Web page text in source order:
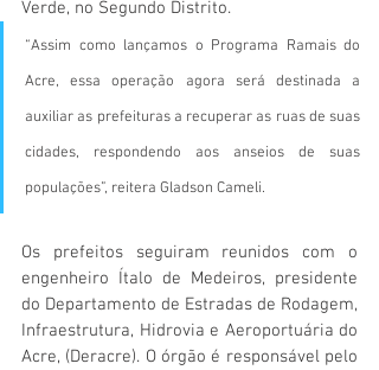
Verde, no Segundo Distrito.
“Assim como lançamos o Programa Ramais do
Acre, essa operação agora será destinada a
auxiliar as prefeituras a recuperar as ruas de suas
cidades, respondendo aos anseios de suas
populações”, reitera Gladson Cameli.
Os prefeitos seguiram reunidos com o
engenheiro Ítalo de Medeiros, presidente
do Departamento de Estradas de Rodagem,
Infraestrutura, Hidrovia e Aeroportuária do
Acre, (Deracre). O órgão é responsável pelo